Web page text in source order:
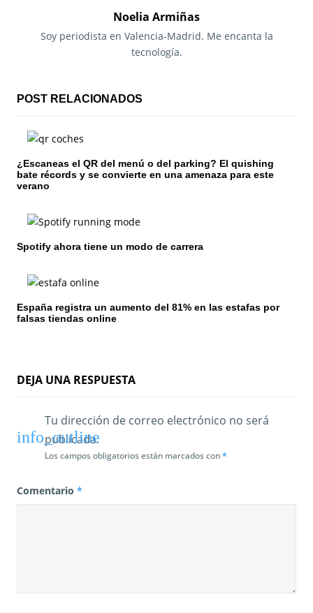
i
n
d
e
n
r
a
Noelia Armiñas
Soy periodista en Valencia-Madrid. Me encanta la
tecnología.
POST RELACIONADOS
¿Escaneas el QR del menú o del parking? El quishing
bate récords y se convierte en una amenaza para este
verano
Spotify ahora tiene un modo de carrera
España registra un aumento del 81% en las estafas por
falsas tiendas online
DEJA UNA RESPUESTA
Tu dirección de correo electrónico no será
publicada.
Los campos obligatorios están marcados con*
Comentario *